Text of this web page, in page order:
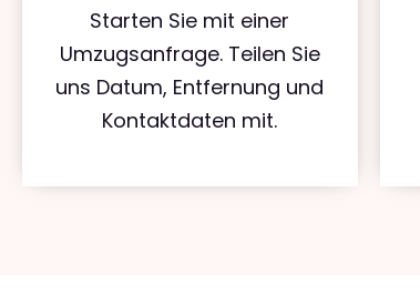
Starten Sie mit einer
Umzugsanfrage. Teilen Sie
uns Datum, Entfernung und
Kontaktdaten mit.